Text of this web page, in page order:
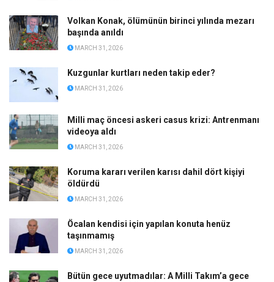
Volkan Konak, ölümünün birinci yılında mezarı
başında anıldı
MARCH 31, 2026
Kuzgunlar kurtları neden takip eder?
MARCH 31, 2026
Milli maç öncesi askeri casus krizi: Antrenmanı
videoya aldı
MARCH 31, 2026
Koruma kararı verilen karısı dahil dört kişiyi
öldürdü
MARCH 31, 2026
Öcalan kendisi için yapılan konuta henüz
taşınmamış
MARCH 31, 2026
Bütün gece uyutmadılar: A Milli Takım’a gece